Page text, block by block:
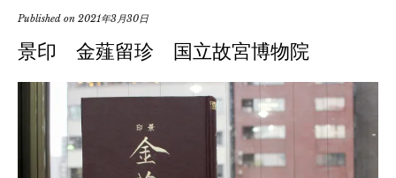
Published on 2021年3月30日
景印 金薤留珍 国立故宮博物院